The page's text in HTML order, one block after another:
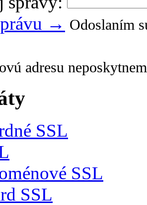
→ Odoslaním
adresu
SSL
SSL
SSL